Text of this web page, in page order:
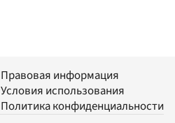
Правовая информация
Условия использования
Политика конфиденциальности